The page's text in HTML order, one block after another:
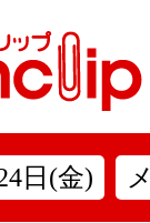
日(金)